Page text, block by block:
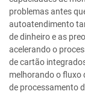
problemas antes
autoatendimento
de dinheiro e as
acelerando o
de cartão
melhorando o fluxo
de processamento